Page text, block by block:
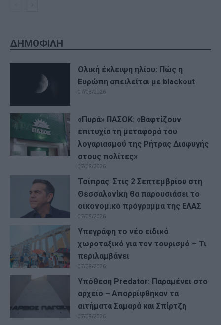
ΔΗΜΟΦΙΛΗ
Ολική έκλειψη ηλίου: Πώς η
Ευρώπη απειλείται με blackout
07/08/2026
«Πυρά» ΠΑΣΟΚ: «Βαφτίζουν
επιτυχία τη μεταφορά του
λογαριασμού της Ρήτρας Διαφυγής
στους πολίτες»
07/08/2026
Τσίπρας: Στις 2 Σεπτεμβρίου στη
Θεσσαλονίκη θα παρουσιάσει το
οικονομικό πρόγραμμα της ΕΛΑΣ
07/08/2026
Υπεγράφη το νέο ειδικό
χωροταξικό για τον τουρισμό – Τι
περιλαμβάνει
07/08/2026
Υπόθεση Predator: Παραμένει στο
αρχείο – Απορρίφθηκαν τα
αιτήματα Σαμαρά και Σπίρτζη
07/08/2026